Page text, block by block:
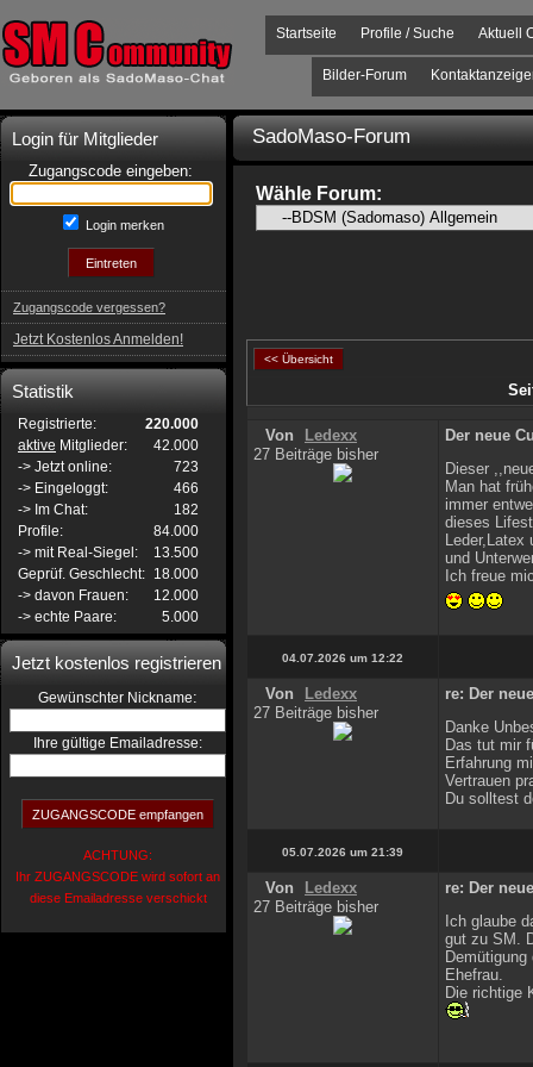
Aktuell
Profile / Suche
Startseite
Bilder-Forum
Login für Mitglieder
Zugangscode eingeben:
Login merken
Zugangscode vergessen?
Jetzt Kostenlos Anmelden!
Statistik
Registrierte:
220.000
aktive Mitglieder:
42.000
-> Jetzt online:
723
-> Eingeloggt:
466
-> Im Chat:
182
Profile:
84.000
-> mit Real-Siegel:
13.500
Geprüf. Geschlecht: 18.000
-> davon Frauen:
12.000
-> echte Paare:
5.000
Jetzt kostenlos registrieren
Gewünschter Nickname:
Ihre gültige Emailadresse:
ACHTUNG:
Ihr ZUGANGSCODE wird sofort an
diese Emailadresse verschickt
SadoMaso-Forum
Wähle Forum:
<< Übersicht
Von
Ledexx
27 Beiträge bisher
Der neue
Dieser
Man hat
immer
dieses
und
Ich freue
04.07.2026 um 12:22
Von
Ledexx
27 Beiträge bisher
re: Der
Danke
Das tut mir
Erfahrung
Vertrauen
Du solltest
05.07.2026 um 21:39
Von
Ledexx
27 Beiträge bisher
re: Der
Ich glaube
gut zu SM.
Ehefrau.
Die richtige